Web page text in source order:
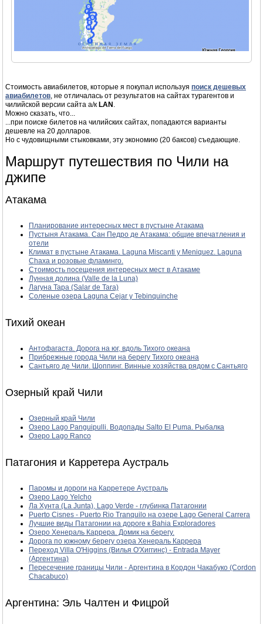
Стоимость авиабилетов, которые я покупал используя поиск дешевых
авиабилетов, не отличалась от результатов на сайтах турагентов и
чилийской версии сайта a/к LAN .
Можно сказать, что...
...при поиске билетов на чилийских сайтах, попадаются варианты
дешевле на 20 долларов.
Но с чудовищными стыковками, эту экономию (20 баксов) съедающие.
Маршрут путешествия по Чили на
джипе
Атакама
Планирование интересных мест в пустыне Атакама
Пустыня Атакама. Сан Педро де Атакама: общие впечатления и
отели
Климат в пустыне Атакама. Laguna Miscanti y Meniquez. Laguna
Chaxa и розовые фламинго.
Стоимость посещения интересных мест в Атакаме
Лунная долина (Valle de la Luna)
Лагуна Тара (Salar de Tara)
Соленые озера Laguna Cejar y Tebinquinche
Тихий океан
Антофагаста. Дорога на юг, вдоль Тихого океана
Прибрежные города Чили на берегу Тихого океана
Сантьяго де Чили. Шоппинг. Винные хозяйства рядом с Сантьяго
Озерный край Чили
Озерный край Чили
Озеро Lago Panguipulli. Водопады Salto El Puma. Рыбалка
Озеро Lago Ranco
Патагония и Карретера Аустраль
Паромы и дороги на Карретере Аустраль
Озеро Lago Yelcho
Ла Хунта (La Junta), Lago Verde - глубинка Патагонии
Puerto Cisnes - Puerto Rio Tranquilo на озере Lago General Carrera
Лучшие виды Патагонии на дороге к Bahia Exploradores
Озеро Хенераль Каррера. Домик на берегу.
Дорога по южному берегу озера Хенераль Каррера
Переход Villa O'Higgins (Вилья О'Хиггинс) - Entrada Mayer
(Аргентина)
Пересечение границы Чили - Аргентина в Кордон Чакабуко (Cordon
Chacabuco)
Аргентина: Эль Чалтен и Фицрой